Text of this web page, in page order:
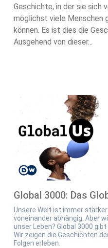
Geschichte, in der sie sich
möglichst viele Menschen
können. Es ist dies die
Ausgehend von dieser...
Global 3000: Das
Unsere Welt ist immer
voneinander abhängig. Aber
unser Leben? Global 3000
Wir zeigen die Geschichten
Folgen erleben.